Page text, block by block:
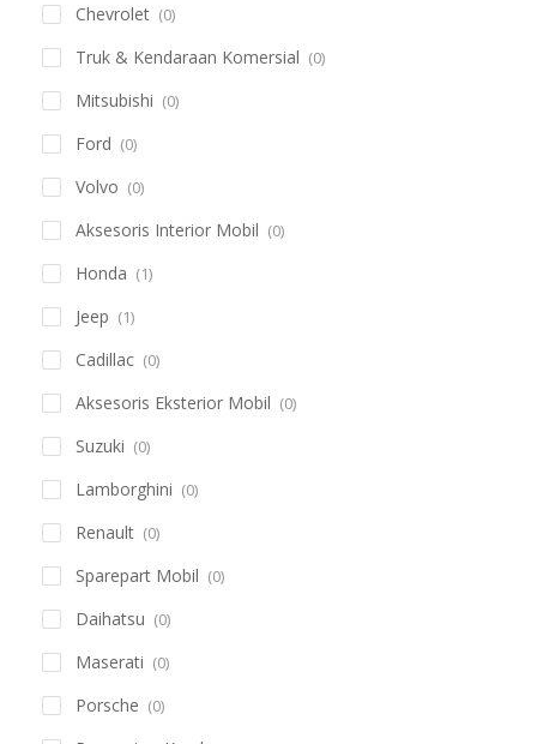
Chevrolet (0)
Truk & Kendaraan Komersial (0)
Mitsubishi (0)
Ford (0)
Volvo (0)
Aksesoris Interior Mobil (0)
Honda (1)
Jeep (1)
Cadillac (0)
Aksesoris Eksterior Mobil (0)
Suzuki (0)
Lamborghini (0)
Renault (0)
Sparepart Mobil (0)
Daihatsu (0)
Maserati (0)
Porsche (0)